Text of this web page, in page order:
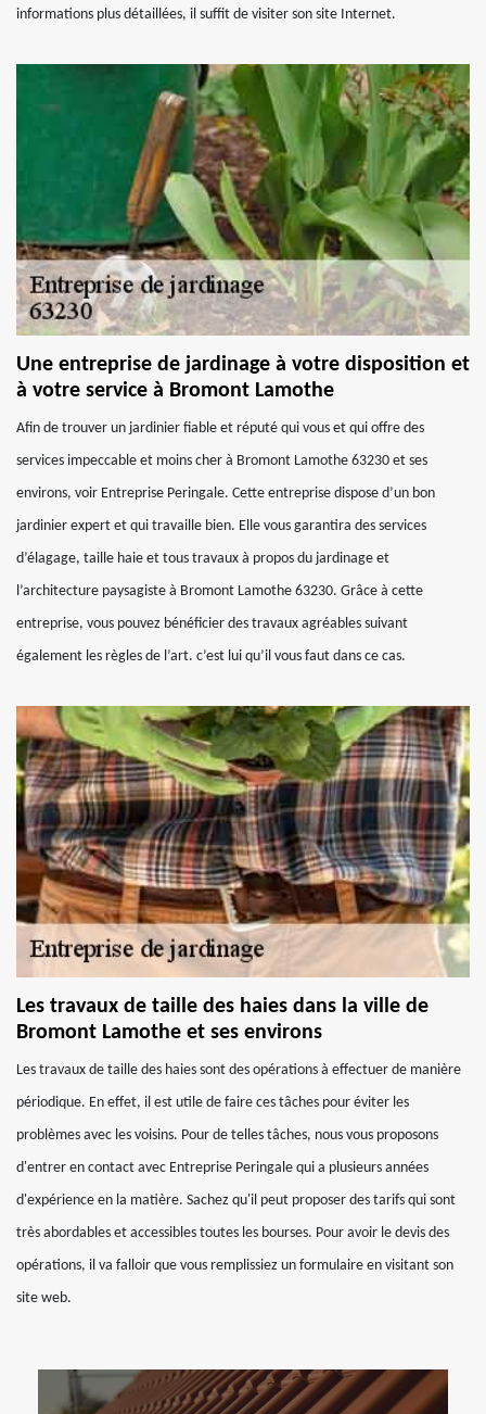
informations plus détaillées, il suffit de visiter son site Internet.
Une entreprise de jardinage à votre disposition et
à votre service à Bromont Lamothe
Afin de trouver un jardinier fiable et réputé qui vous et qui offre des
services impeccable et moins cher à Bromont Lamothe 63230 et ses
environs, voir Entreprise Peringale. Cette entreprise dispose d’un bon
jardinier expert et qui travaille bien. Elle vous garantira des services
d’élagage, taille haie et tous travaux à propos du jardinage et
l’architecture paysagiste à Bromont Lamothe 63230. Grâce à cette
entreprise, vous pouvez bénéficier des travaux agréables suivant
également les règles de l’art. c’est lui qu’il vous faut dans ce cas.
Les travaux de taille des haies dans la ville de
Bromont Lamothe et ses environs
Les travaux de taille des haies sont des opérations à effectuer de manière
périodique. En effet, il est utile de faire ces tâches pour éviter les
problèmes avec les voisins. Pour de telles tâches, nous vous proposons
d'entrer en contact avec Entreprise Peringale qui a plusieurs années
d'expérience en la matière. Sachez qu'il peut proposer des tarifs qui sont
très abordables et accessibles toutes les bourses. Pour avoir le devis des
opérations, il va falloir que vous remplissiez un formulaire en visitant son
site web.